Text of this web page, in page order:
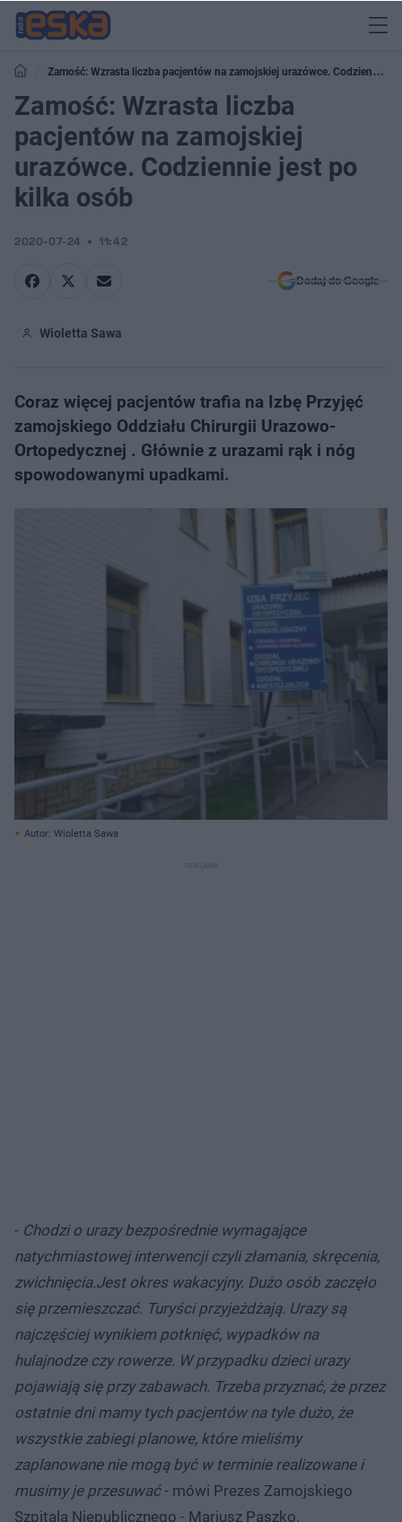
Zamość: Wzrasta liczba pacjentów na zamojskiej urazówce. Codziennie
jest po kilka osób
Zamość: Wzrasta liczba
pacjentów na zamojskiej
urazówce. Codziennie jest po
kilka osób
2020-07-24 11:42
Dodaj do Google
Wioletta Sawa
Coraz więcej pacjentów trafia na Izbę Przyjęć
zamojskiego Oddziału Chirurgii Urazowo-
Ortopedycznej . Głównie z urazami rąk i nóg
spowodowanymi upadkami.
Autor: Wioletta Sawa
- Chodzi o urazy bezpośrednie wymagające
natychmiastowej interwencji czyli złamania, skręcenia,
zwichnięcia.Jest okres wakacyjny. Dużo osób zaczęło
się przemieszczać. Turyści przyjeżdżają. Urazy są
najczęściej wynikiem potknięć, wypadków na
hulajnodze czy rowerze. W przypadku dzieci urazy
pojawiają się przy zabawach. Trzeba przyznać, że przez
ostatnie dni mamy tych pacjentów na tyle dużo, że
wszystkie zabiegi planowe, które mieliśmy
zaplanowane nie mogą być w terminie realizowane i
musimy je przesuwać- mówi Prezes Zamojskiego
Szpitala Niepublicznego - Mariusz Paszko.